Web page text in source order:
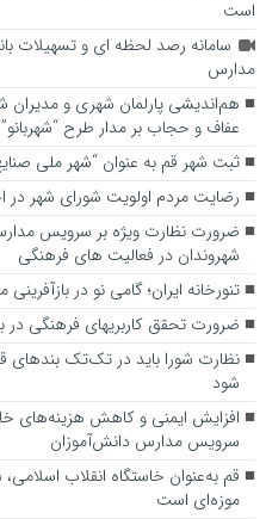
است
سامانه رصد لحظه ای و تسهیلات
مدارس
هم‌اندیشی پارلمان شهری و مدیران
عفاف و حجاب بر مدار طرح “شهربانو”
ثبت شهر قم به عنوان “شهر ملی
رضایت مردم اولویت شورای شهر در
ضرورت نظارت ویژه بر سرویس
شهروندان در فعالیت های فرهنگی
تنورخانه ایران؛ گامی نو در
ضرورت تحقق کاربری­های فرهنگی در
نظارت شورا باید در تک‌تک بندهای
شود
افزایش ایمنی و کاهش هزینه‌های
سرویس مدارس دانش‌آموزان
قم به‌عنوان خاستگاه انقلاب
موزه‌ای است